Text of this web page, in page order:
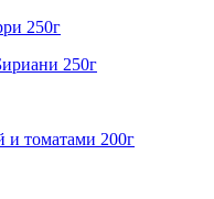
250г
250г
и томатами 200г